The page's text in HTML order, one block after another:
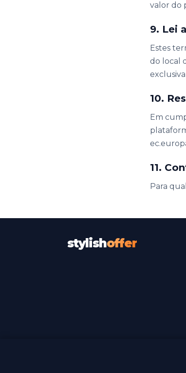
valor do
9. Lei
Estes
do local
10.
Em
11.
Para
stylishoffer